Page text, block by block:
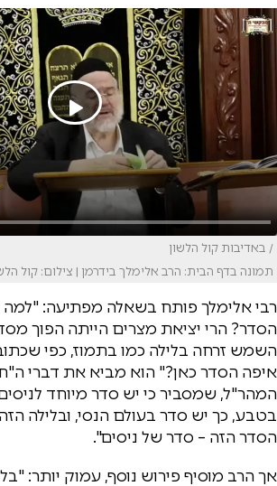
/ באדיבות קול הלשון
תמונה בדף הבית: הרב אלימלך בידרמן | צילום: קול
רבי אלימלך פותח בשאלה מפתיעה: "למה
הסדר? הרי יציאת מצרים הייתה הפוך
השמש זרחה בלילה כמו בתמוז, כפי
איפה הסדר כאן?" הוא מביא את דברי
המהר"ל, שמסביר כי יש סדר מיוחד
בטבע, כך יש סדר בעולם הנסי, ובלילה
הסדר הזה – סדר של ניסים".
אך הרב מוסיף פירוש נוסף, עמוק יותר: